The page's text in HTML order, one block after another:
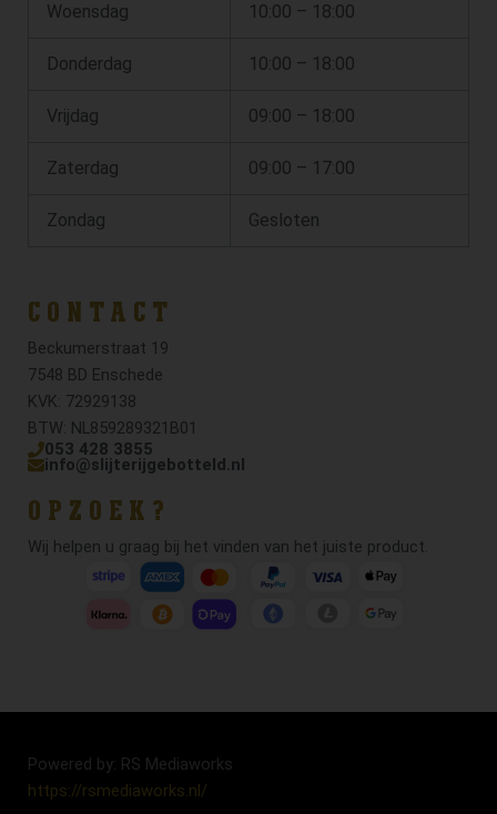
Woensdag 10:00 – 18:00
Donderdag 10:00 – 18:00
Vrijdag 09:00 – 18:00
Zaterdag 09:00 – 17:00
Zondag Gesloten
CONTACT
Beckumerstraat 19
7548 BD Enschede
KVK: 72929138
BTW: NL859289321B01
053 428 3855
info@slijterijgebotteld.nl
OPZOEK?
Wij helpen u graag bij het vinden van het juiste product.
Powered by: RS Mediaworks
https://rsmediaworks.nl/